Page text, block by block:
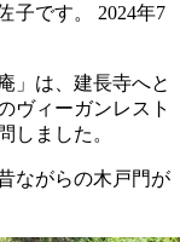
子です。 2024年7
」は、建長寺へと
ヴィーガンレスト
しました。
ながらの木戸門が